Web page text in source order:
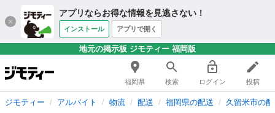
アプリならお得な情報を見逃さない！
インストール アプリで開く
地元の掲示板 ジモティー 福岡版
福岡県 検索 ログイン 投稿
ジモティー アルバイト 物流 配送 福岡県の配送 久留米市の